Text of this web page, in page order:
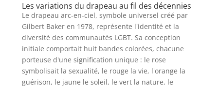
Les variations du drapeau au fil des décennies
Le drapeau arc-en-ciel, symbole universel créé par
Gilbert Baker en 1978, représente l'identité et la
diversité des communautés LGBT. Sa conception
initiale comportait huit bandes colorées, chacune
porteuse d'une signification unique : le rose
symbolisait la sexualité, le rouge la vie, l'orange la
guérison, le jaune le soleil, le vert la nature, le